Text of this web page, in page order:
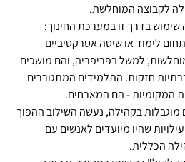
לקבוצה המוחלשת.
המקומיות - הם המארחים.
הכללית.